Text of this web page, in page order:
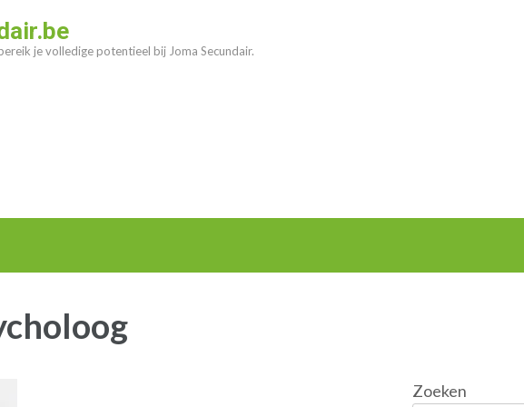
je volledige potentieel bij Joma Secundair.
Zoeken